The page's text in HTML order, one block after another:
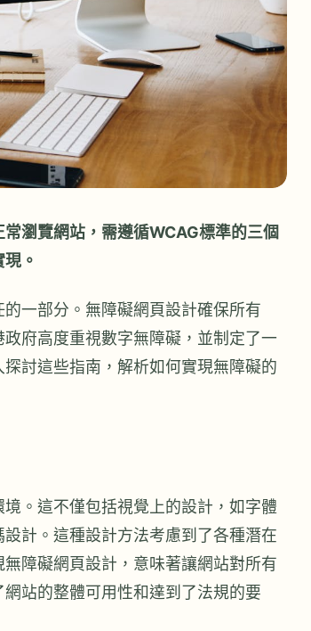
瀏覽網站，需遵循WCAG標準的三個
。
一部分。無障礙網頁設計確保所有
府高度重視數字無障礙，並制定了一
討這些指南，解析如何實現無障礙的
。這不僅包括視覺上的設計，如字體
計。這種設計方法考慮到了各種潛在
障礙網頁設計，意味著讓網站對所有
站的整體可用性和達到了法規的要